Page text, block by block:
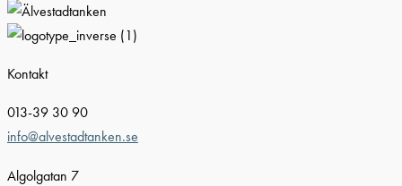
Kontakt
013-39 30 90
info@alvestadtanken.se
Algolgatan 7